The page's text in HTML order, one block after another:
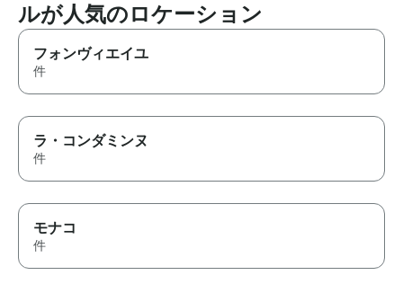
ルが人気のロケーション
フォンヴィエイユ
件
ラ・コンダミンヌ
件
モナコ
件